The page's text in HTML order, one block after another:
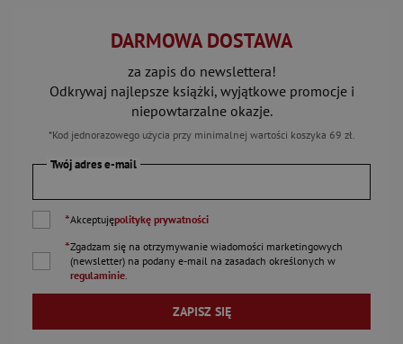
DARMOWA DOSTAWA
za zapis do newslettera!
Odkrywaj najlepsze książki, wyjątkowe promocje i
niepowtarzalne okazje.
*Kod jednorazowego użycia przy minimalnej wartości koszyka 69 zł.
Twój adres e-mail
*Akceptujępolitykę prywatności
*Zgadzam się na otrzymywanie wiadomości marketingowych
(newsletter) na podany e-mail na zasadach określonych w
regulaminie.
ZAPISZ SIĘ